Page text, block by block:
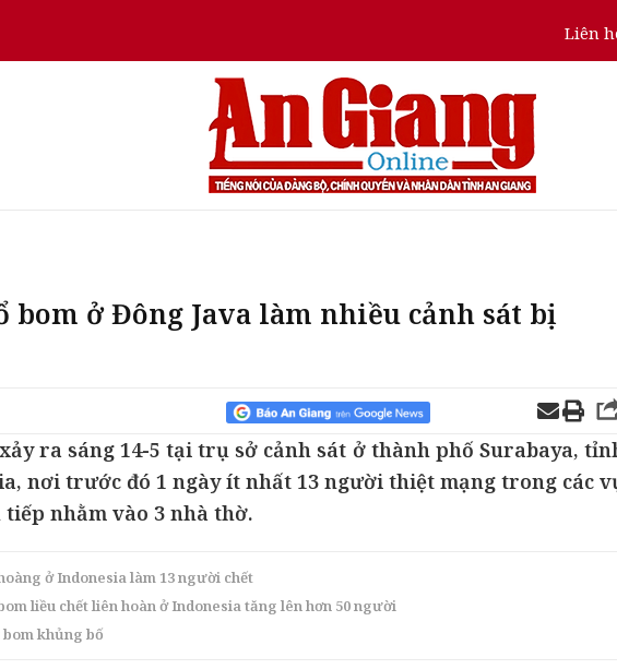
Liên
bom ở Đông Java làm nhiều cảnh sát bị
ra sáng 14-5 tại trụ sở cảnh sát ở thành phố Surabaya,
nơi trước đó 1 ngày ít nhất 13 người thiệt mạng trong các
nhằm vào 3 nhà thờ.
ở Indonesia làm 13 người chết
liều chết liên hoàn ở Indonesia tăng lên hơn 50 người
khủng bố